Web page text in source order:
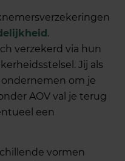
.
verzekerd via hun
Jij als
om je
AOV val je terug
een
vormen